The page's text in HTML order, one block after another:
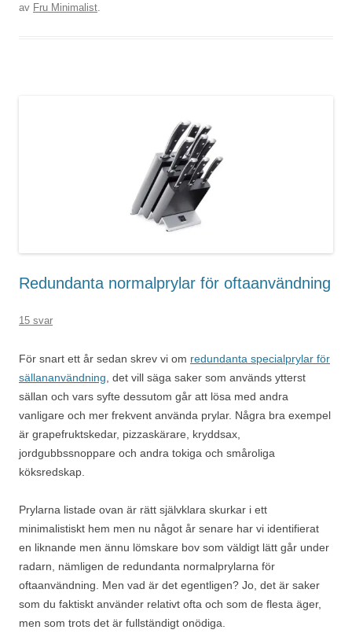
av Fru Minimalist
Redundanta normalprylar för oftaanvändning
15 svar
För snart ett år sedan skrev vi om redundanta specialprylar för
sällananvändning , det vill säga saker som används ytterst
sällan och vars syfte dessutom går att lösa med andra
vanligare och mer frekvent använda prylar. Några bra exempel
är grapefruktskedar, pizzaskärare, kryddsax,
jordgubbssnoppare och andra tokiga och småroliga
köksredskap.
Prylarna listade ovan är rätt självklara skurkar i ett
minimalistiskt hem men nu något år senare har vi identifierat
en liknande men ännu lömskare bov som väldigt lätt går under
radarn, nämligen de redundanta normalprylarna för
oftaanvändning. Men vad är det egentligen? Jo, det är saker
som du faktiskt använder relativt ofta och som de flesta äger,
men som trots det är fullständigt onödiga.